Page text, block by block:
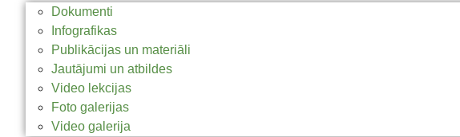
Dokumenti
Infografikas
Publikācijas un materiāli
Jautājumi un atbildes
Video lekcijas
Foto galerijas
Video galerija